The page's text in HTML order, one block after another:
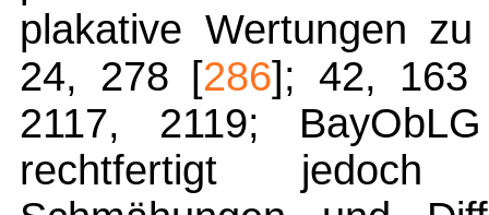
plakative Wertungen
24, 278 [286]; 42, 163
2117, 2119;
rechtfertigt jedoch